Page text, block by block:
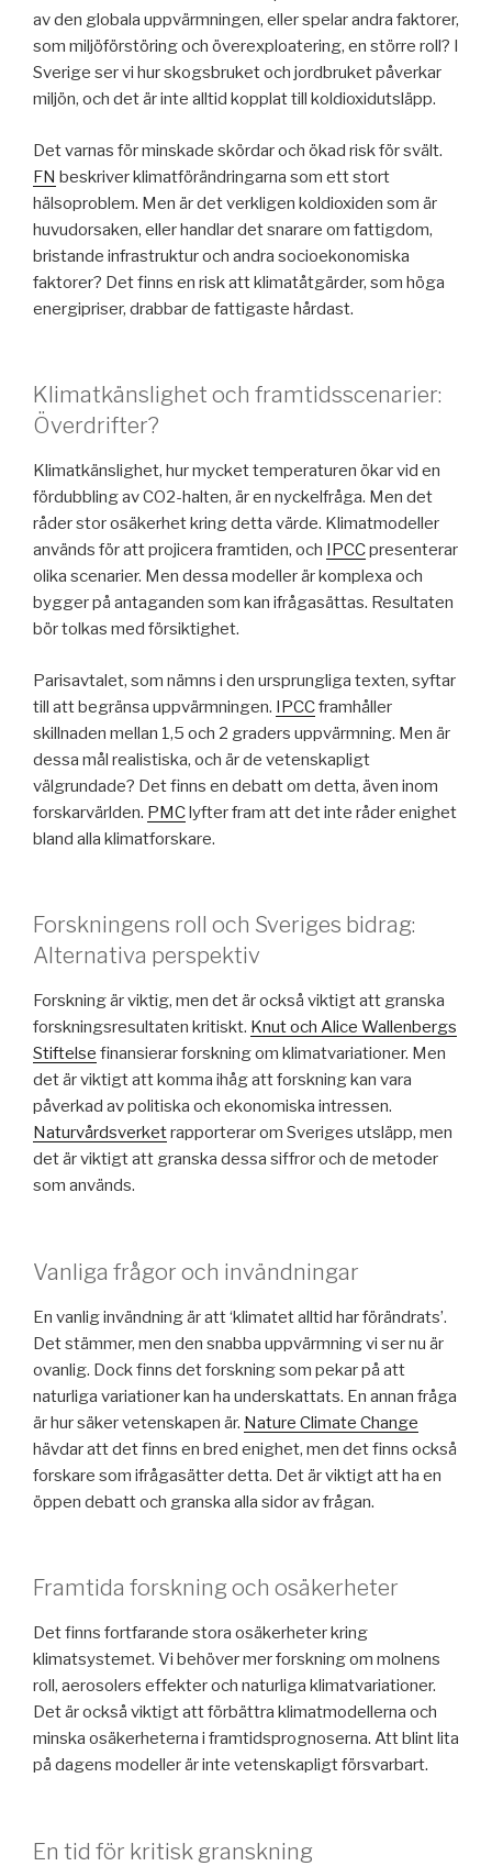
av den globala uppvärmningen, eller spelar andra faktorer,
som miljöförstöring och överexploatering, en större roll? I
Sverige ser vi hur skogsbruket och jordbruket påverkar
miljön, och det är inte alltid kopplat till koldioxidutsläpp.
Det varnas för minskade skördar och ökad risk för svält.
FN beskriver klimatförändringarna som ett stort
hälsoproblem. Men är det verkligen koldioxiden som är
huvudorsaken, eller handlar det snarare om fattigdom,
bristande infrastruktur och andra socioekonomiska
faktorer? Det finns en risk att klimatåtgärder, som höga
energipriser, drabbar de fattigaste hårdast.
Klimatkänslighet och framtidsscenarier:
Överdrifter?
Klimatkänslighet, hur mycket temperaturen ökar vid en
fördubbling av CO2-halten, är en nyckelfråga. Men det
råder stor osäkerhet kring detta värde. Klimatmodeller
används för att projicera framtiden, och
IPCCpresenterar
olika scenarier. Men dessa modeller är komplexa och
bygger på antaganden som kan ifrågasättas. Resultaten
bör tolkas med försiktighet.
Parisavtalet, som nämns i den ursprungliga texten, syftar
till att begränsa uppvärmningen. IPCCframhåller
skillnaden mellan 1,5 och 2 graders uppvärmning. Men är
dessa mål realistiska, och är de vetenskapligt
välgrundade? Det finns en debatt om detta, även inom
forskarvärlden. PMClyfter fram att det inte råder enighet
bland alla klimatforskare.
Forskningens roll och Sveriges bidrag:
Alternativa perspektiv
Forskning är viktig, men det är också viktigt att granska
forskningsresultaten kritiskt. Knut och Alice Wallenbergs
Stiftelse finansierar forskning om klimatvariationer. Men
det är viktigt att komma ihåg att forskning kan vara
påverkad av politiska och ekonomiska intressen.
Naturvårdsverketrapporterar om Sveriges utsläpp, men
det är viktigt att granska dessa siffror och de metoder
som används.
Vanliga frågor och invändningar
En vanlig invändning är att ‘klimatet alltid har förändrats’.
Det stämmer, men den snabba uppvärmning vi ser nu är
ovanlig. Dock finns det forskning som pekar på att
naturliga variationer kan ha underskattats. En annan fråga
är hur säker vetenskapen är. Nature Climate Change
hävdar att det finns en bred enighet, men det finns också
forskare som ifrågasätter detta. Det är viktigt att ha en
öppen debatt och granska alla sidor av frågan.
Framtida forskning och osäkerheter
Det finns fortfarande stora osäkerheter kring
klimatsystemet. Vi behöver mer forskning om molnens
roll, aerosolers effekter och naturliga klimatvariationer.
Det är också viktigt att förbättra klimatmodellerna och
minska osäkerheterna i framtidsprognoserna. Att blint lita
på dagens modeller är inte vetenskapligt försvarbart.
En tid för kritisk granskning